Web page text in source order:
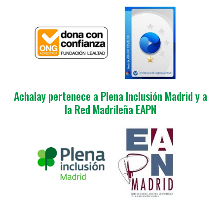
Achalay pertenece a Plena Inclusión Madrid y a
la Red Madrileña EAPN